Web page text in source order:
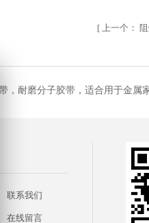
[ 上一个：
，耐磨分子胶带，适合用于金
联系我们
在线留言